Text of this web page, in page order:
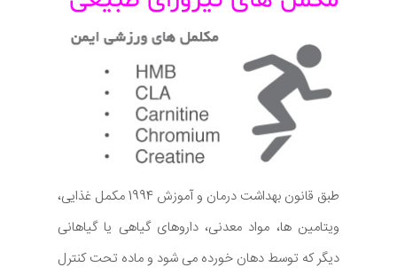
طبق قانون بهداشت درمان و آموزش 1994 مکمل غذایی،
ویتامین ها، مواد معدنی، داروهای گیاهی یا گیاهانی
دیگر که توسط دهان خورده می شود و ماده تحت کنترل